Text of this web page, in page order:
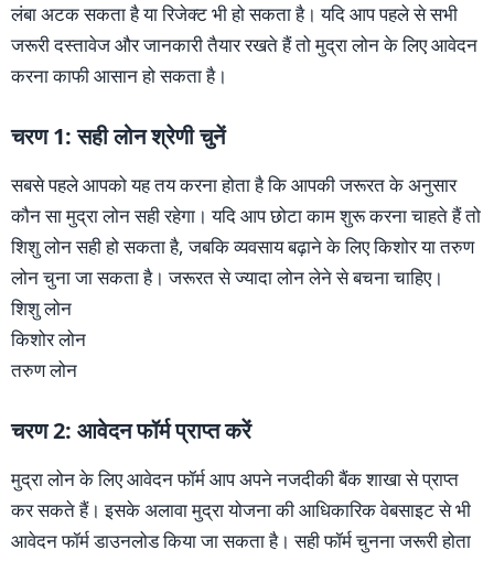
लंबा अटक सकता है या रिजेक्ट भी हो सकता है। यदि आप पहले से सभी
जरूरी दस्तावेज और जानकारी तैयार रखते हैं तो मुद्रा लोन के लिए आवेदन
करना काफी आसान हो सकता है।
चरण 1: सही लोन श्रेणी चुनें
सबसे पहले आपको यह तय करना होता है कि आपकी जरूरत के अनुसार
कौन सा मुद्रा लोन सही रहेगा। यदि आप छोटा काम शुरू करना चाहते हैं तो
शिशु लोन सही हो सकता है, जबकि व्यवसाय बढ़ाने के लिए किशोर या तरुण
लोन चुना जा सकता है। जरूरत से ज्यादा लोन लेने से बचना चाहिए।
शिशु लोन
किशोर लोन
तरुण लोन
चरण 2: आवेदन फॉर्म प्राप्त करें
मुद्रा लोन के लिए आवेदन फॉर्म आप अपने नजदीकी बैंक शाखा से प्राप्त
कर सकते हैं। इसके अलावा मुद्रा योजना की आधिकारिक वेबसाइट से भी
आवेदन फॉर्म डाउनलोड किया जा सकता है। सही फॉर्म चुनना जरूरी होता